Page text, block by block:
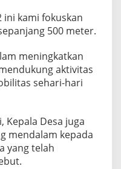
ini kami fokuskan
500 meter.
meningkatkan
aktivitas
sehari-hari
Kepala Desa juga
mendalam kepada
yang telah